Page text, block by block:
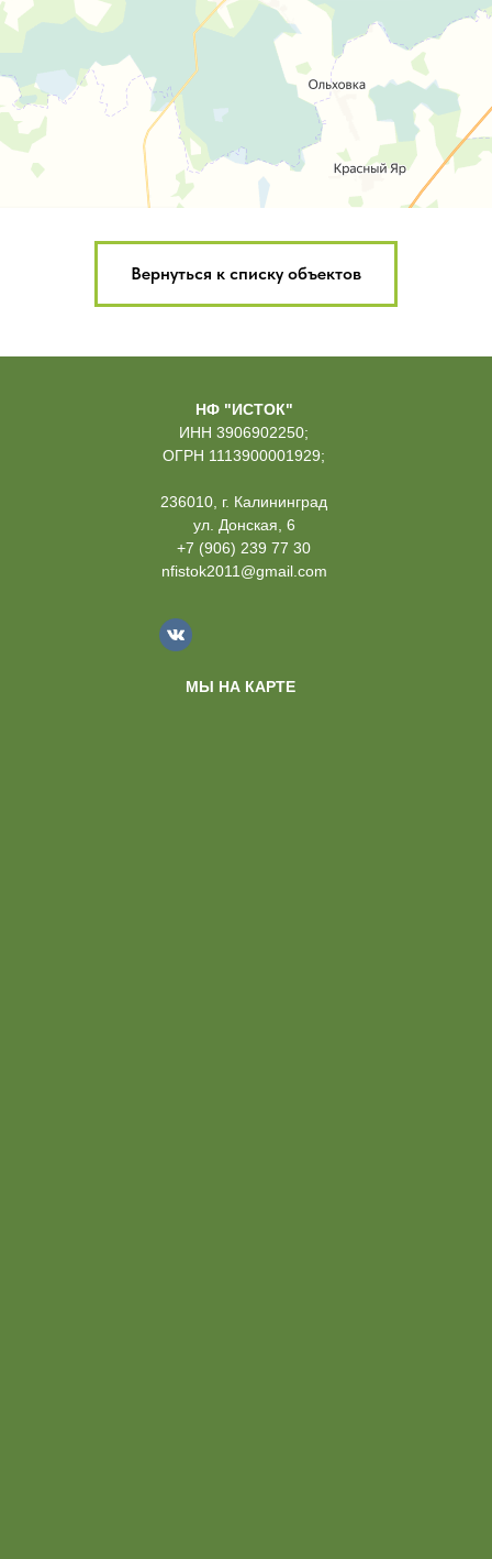
Вернуться к списку объектов
НФ "ИСТОК"
ИНН 3906902250;
ОГРН 1113900001929;
236010, г. Калининград
ул. Донская, 6
+7 (906) 239 77 30
nfistok2011@gmail.com
МЫ НА КАРТЕ